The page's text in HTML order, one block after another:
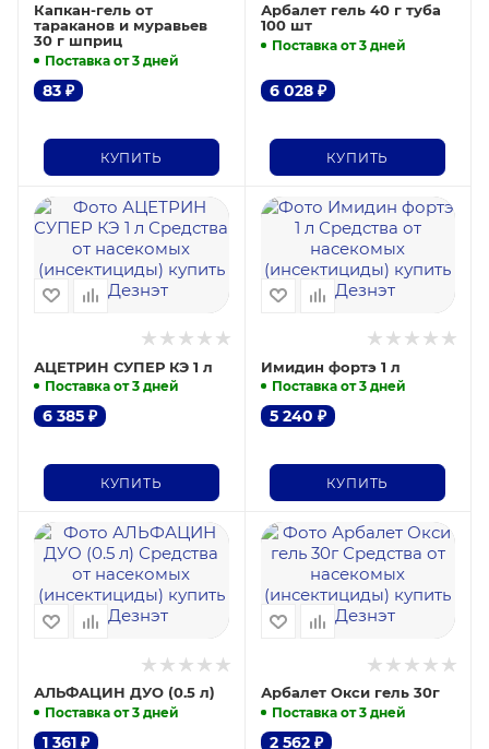
Капкан-гель от
тараканов и муравьев
30 г шприц
Поставка от 3 дней
83 ₽
КУПИТЬ
Арбалет гель 40 г туба
100 шт
Поставка от 3 дней
6 028₽
КУПИТЬ
АЦЕТРИН СУПЕР КЭ 1 л
Поставка от 3 дней
6 385 ₽
КУПИТЬ
Имидин фортэ 1 л
Поставка от 3 дней
5 240 ₽
КУПИТЬ
АЛЬФАЦИН ДУО (0.5 л)
Поставка от 3 дней
1 361 ₽
Арбалет Окси гель 30г
Поставка от 3 дней
2 562₽